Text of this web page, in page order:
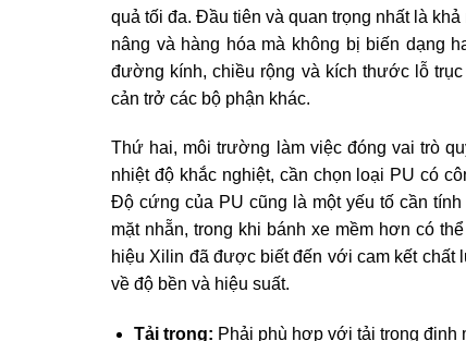
quả tối đa. Đầu tiên và quan trọng nhất là
nâng và hàng hóa mà không bị biến dạng
đường kính, chiều rộng và kích thước lỗ
cản trở các bộ phận khác.
Thứ hai, môi trường làm việc đóng vai trò
nhiệt độ khắc nghiệt, cần chọn loại PU có
Độ cứng của PU cũng là một yếu tố cần
mặt nhẵn, trong khi bánh xe mềm hơn có
hiệu Xilin đã được biết đến với cam kết
về độ bền và hiệu suất.
Tải trọng: Phải phù hợp với tải trọng định